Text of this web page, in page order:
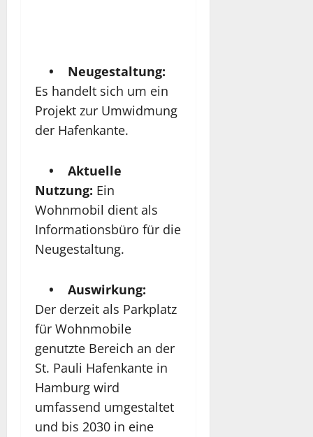
• Neugestaltung:
Es handelt sich um ein
Projekt zur Umwidmung
der Hafenkante.
• Aktuelle
Nutzung: Ein
Wohnmobil dient als
Informationsbüro für die
Neugestaltung.
• Auswirkung:
Der derzeit als Parkplatz
für Wohnmobile
genutzte Bereich an der
St. Pauli Hafenkante in
Hamburg wird
umfassend umgestaltet
und bis 2030 in eine